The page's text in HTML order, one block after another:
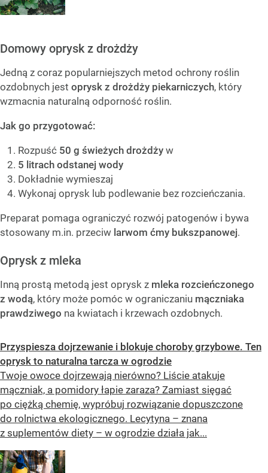
Domowy oprysk z drożdży
Jedną z coraz popularniejszych metod ochrony roślin
ozdobnych jest oprysk z drożdży piekarniczych, który
wzmacnia naturalną odporność roślin.
Jak go przygotować:
Rozpuść 50 g świeżych drożdży w
5 litrach odstanej wody
Dokładnie wymieszaj
Wykonaj oprysk lub podlewanie bez rozcieńczania.
Preparat pomaga ograniczyć rozwój patogenów i bywa
stosowany m.in. przeciw larwom ćmy bukszpanowej.
Oprysk z mleka
Inną prostą metodą jest oprysk z mleka rozcieńczonego
z wodą, który może pomóc w ograniczaniu mączniaka
prawdziwego na kwiatach i krzewach ozdobnych.
Przyspiesza dojrzewanie i blokuje choroby grzybowe. Ten
oprysk to naturalna tarcza w ogrodzie
Twoje owoce dojrzewają nierówno? Liście atakuje
mączniak, a pomidory łapie zaraza? Zamiast sięgać
po ciężką chemię, wypróbuj rozwiązanie dopuszczone
do rolnictwa ekologicznego. Lecytyna – znana
z suplementów diety – w ogrodzie działa jak...